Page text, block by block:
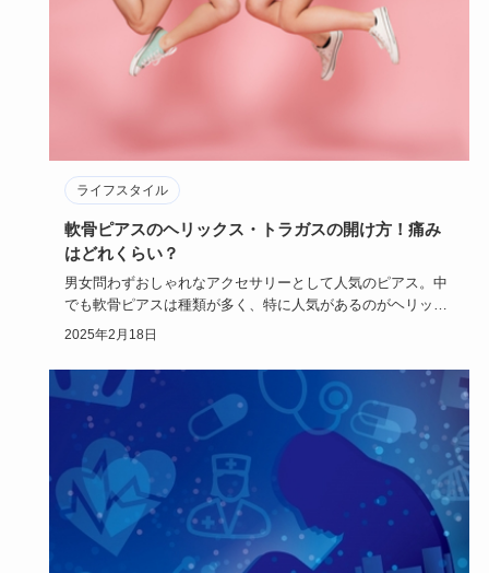
ライフスタイル
軟骨ピアスのヘリックス・トラガスの開け方！痛み
はどれくらい？
男女問わずおしゃれなアクセサリーとして人気のピアス。中
でも軟骨ピアスは種類が多く、特に人気があるのがヘリック
スやトラガスで…
2025年2月18日